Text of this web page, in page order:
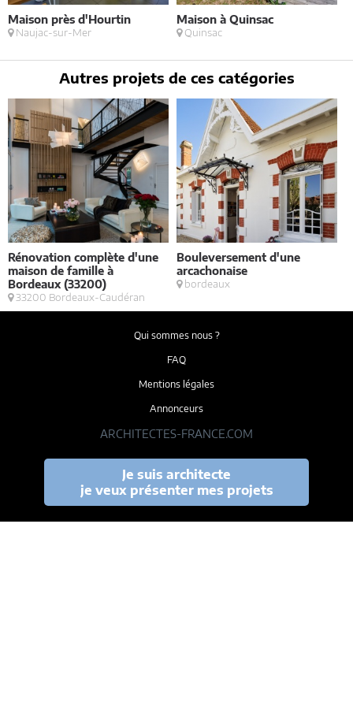
Maison près d'Hourtin
Naujac-sur-Mer
Maison à Quinsac
Quinsac
Autres projets de ces catégories
Rénovation complète d'une
maison de famille à
Bordeaux (33200)
33200 Bordeaux-Caudéran
Bouleversement d'une
arcachonaise
bordeaux
Qui sommes nous ?
FAQ
Mentions légales
Annonceurs
ARCHITECTES-FRANCE.COM
Je suis architecte
je veux présenter mes projets